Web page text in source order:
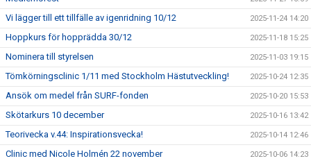
Vi lägger till ett tillfälle av igenridning 10/12 2025-11-24 14:20
Hoppkurs för hopprädda 30/12 2025-11-18 15:25
Nominera till styrelsen 2025-11-03 19:15
Tömkörningsclinic 1/11 med Stockholm Hästutveckling! 2025-10-24 12:35
Ansök om medel från SURF-fonden 2025-10-20 15:53
Skötarkurs 10 december 2025-10-16 13:42
Teorivecka v.44: Inspirationsvecka! 2025-10-14 12:46
Clinic med Nicole Holmén 22 november 2025-10-06 14:23